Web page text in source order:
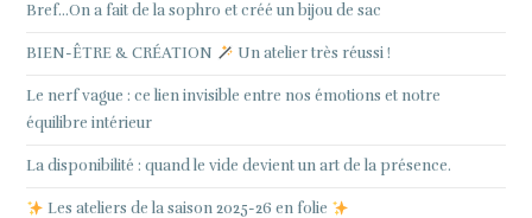
Bref…On a fait de la sophro et créé un bijou de sac
BIEN-ÊTRE & CRÉATION Un atelier très réussi !
Le nerf vague : ce lien invisible entre nos émotions et notre
équilibre intérieur
La disponibilité : quand le vide devient un art de la présence.
Les ateliers de la saison 2025-26 en folie